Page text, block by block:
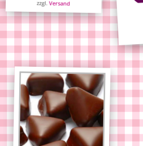
zzgl.Versand